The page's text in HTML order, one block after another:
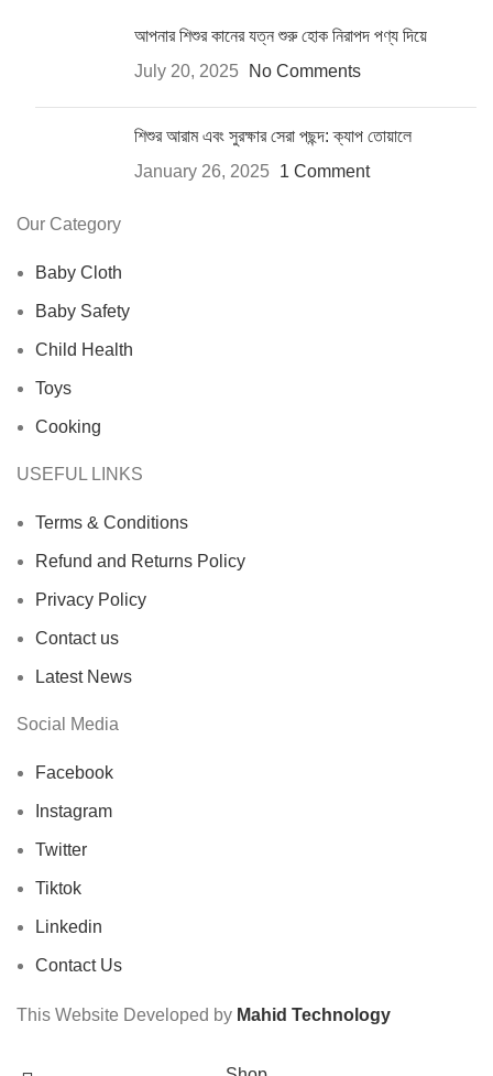
আপনার শিশুর কানের যত্ন শুরু হোক নিরাপদ পণ্য দিয়ে
July 20, 2025
No Comments
শিশুর আরাম এবং সুরক্ষার সেরা পছন্দ: ক্যাপ তোয়ালে
January 26, 2025 1 Comment
Our Category
Baby Cloth
Baby Safety
Child Health
Toys
Cooking
USEFUL LINKS
Terms & Conditions
Refund and Returns Policy
Privacy Policy
Contact us
Latest News
Social Media
Facebook
Instagram
Twitter
Tiktok
Linkedin
Contact Us
This Website Developed by Mahid Technology